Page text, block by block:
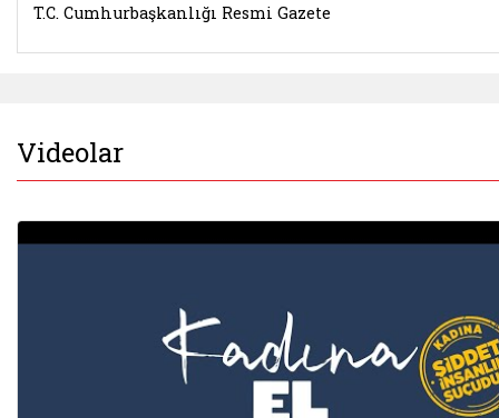
T.C. Cumhurbaşkanlığı Resmi Gazete
Videolar